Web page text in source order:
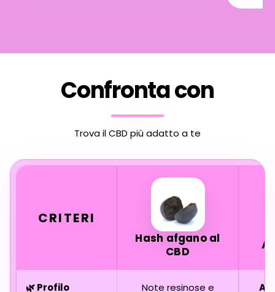
Confronta con
Trova il CBD più adatto a te
CRITERI
Hash afgano al
CBD
🌿 Profilo
Note resinose e